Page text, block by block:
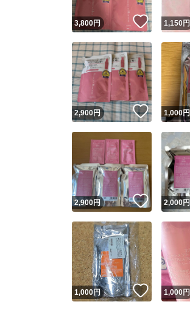
3,800円 いいね！
1,150円
2,900円 いいね！
1,000円
2,900円 いいね！
2,000円
1,000円 いいね！
1,000円